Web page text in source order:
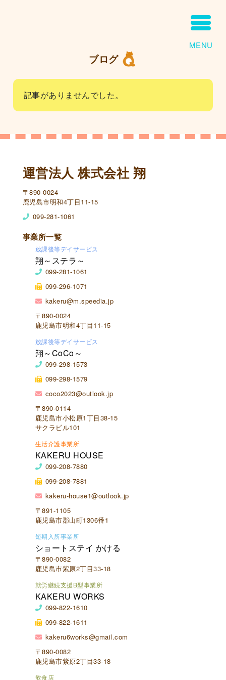
MENU
ブログ
記事がありませんでした。
運営法人 株式会社 翔
〒890-0024
鹿児島市明和4丁目11-15
099-281-1061
事業所一覧
放課後等デイサービス
翔～ステラ～
099-281-1061
099-296-1071
kakeru@m.speedia.jp
〒890-0024
鹿児島市明和4丁目11-15
放課後等デイサービス
翔～CoCo～
099-298-1573
099-298-1579
coco2023@outlook.jp
〒890-0114
鹿児島市小松原1丁目38-15
サクラビル101
生活介護事業所
KAKERU HOUSE
099-208-7880
099-208-7881
kakeru-house1@outlook.jp
〒891-1105
鹿児島市郡山町1306番1
短期入所事業所
ショートステイ かける
〒890-0082
鹿児島市紫原2丁目33-18
就労継続支援B型事業所
KAKERU WORKS
099-822-1610
099-822-1611
kakeru6works@gmail.com
〒890-0082
鹿児島市紫原2丁目33-18
飲食店